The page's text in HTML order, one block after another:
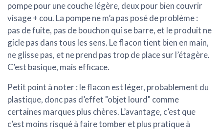
pompe pour une couche légère, deux pour bien couvrir
visage + cou. La pompe ne m’a pas posé de problème :
pas de fuite, pas de bouchon qui se barre, et le produit ne
gicle pas dans tous les sens. Le flacon tient bien en main,
ne glisse pas, et ne prend pas trop de place sur l’étagère.
C’est basique, mais efficace.
Petit point à noter : le flacon est léger, probablement du
plastique, donc pas d’effet "objet lourd" comme
certaines marques plus chères. L’avantage, c’est que
c’est moins risqué à faire tomber et plus pratique à